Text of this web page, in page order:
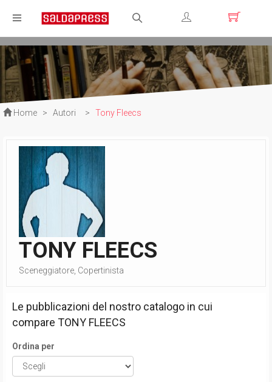
Registrati
Login
Home > Autori > Tony Fleecs
TONY FLEECS
Sceneggiatore, Copertinista
Le pubblicazioni del nostro catalogo in cui
compare TONY FLEECS
Ordina per